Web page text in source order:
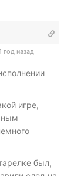
год назад
игре,
был,